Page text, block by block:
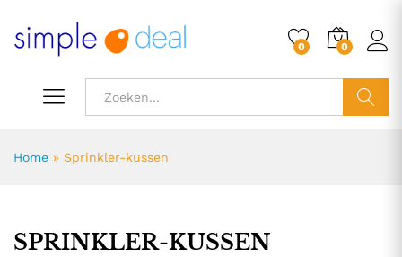
0 0
Home » Sprinkler-kussen
SPRINKLER-KUSSEN